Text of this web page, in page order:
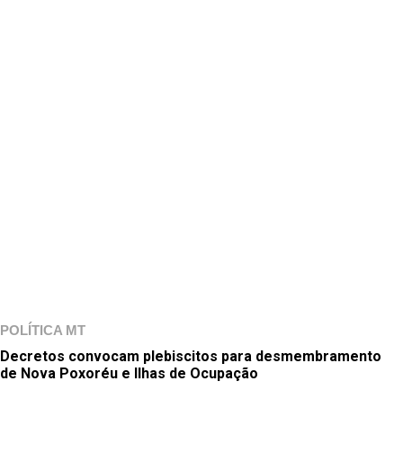
POLÍTICA MT
Decretos convocam plebiscitos para desmembramento
de Nova Poxoréu e Ilhas de Ocupação